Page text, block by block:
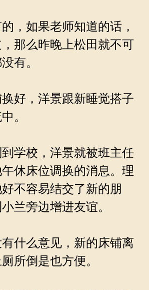
，如果老师知道的话，
那么昨晚上松田就不可
有。
好，洋景跟新睡觉搭子
。
学校，洋景就被班主任
休床位调换的消息。理
不容易结交了新的朋
兰旁边增进友谊。
什么意见，新的床铺离
所倒是也方便。